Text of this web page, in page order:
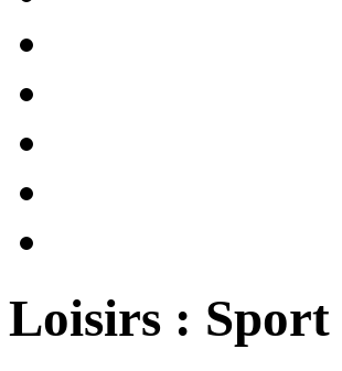
Loisirs : Sport